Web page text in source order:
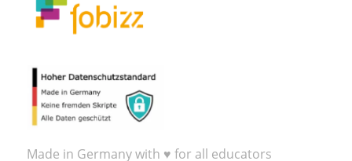
Made in Germany with ♥ for all educators